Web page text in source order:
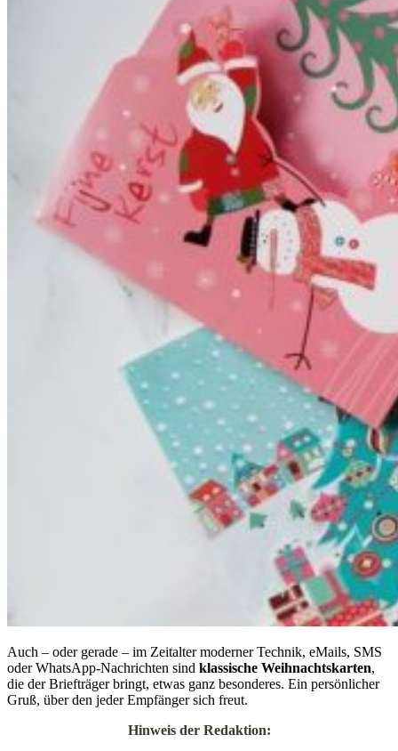
Auch – oder gerade – im Zeitalter moderner Technik, eMails, SMS
oder WhatsApp-Nachrichten sind klassische Weihnachtskarten,
die der Briefträger bringt, etwas ganz besonderes. Ein persönlicher
Gruß, über den jeder Empfänger sich freut.
Hinweis der Redaktion: